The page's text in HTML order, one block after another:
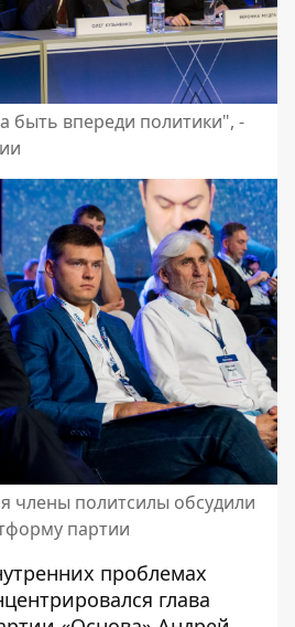
быть впереди политики", -
члены политсилы обсудили
партии
проблемах
глава